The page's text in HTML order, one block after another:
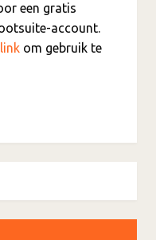
een gratis
account.
om gebruik te